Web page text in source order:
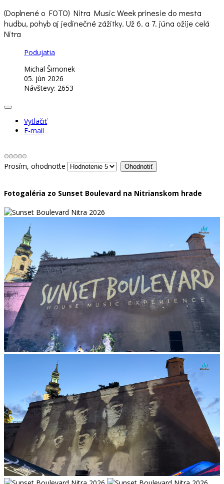
(Doplnené o FOTO) Nitra Music Week prinesie do mesta
hudbu, pohyb aj jedinečné zážitky. Už 6. a 7. júna ožije celá
Nitra
Podujatia
Michal Šimonek
05. jún 2026
Návštevy: 2653
Vytlačiť
E-mail
Prosím, ohodnoťte
Fotogaléria zo Sunset Boulevard na Nitrianskom hrade